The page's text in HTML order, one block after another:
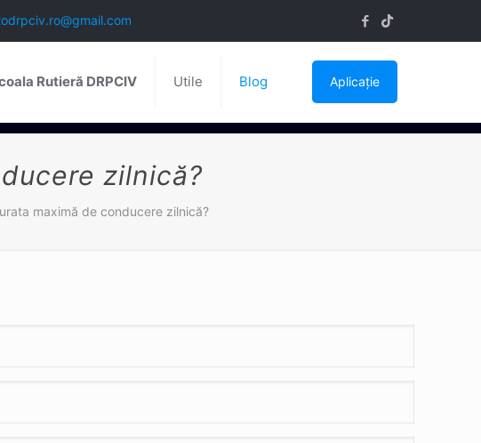
Rutieră DRPCIV Utile Blog Aplicație
zilnică?
maximă de conducere zilnică?